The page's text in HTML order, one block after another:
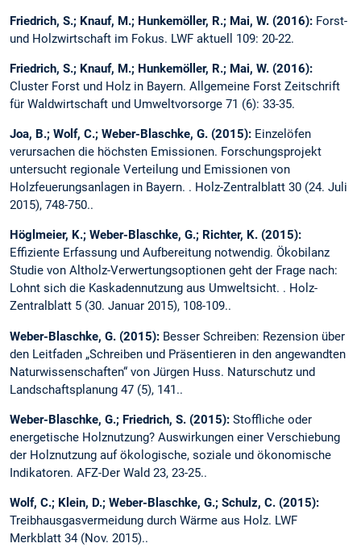
Friedrich, S.; Knauf, M.; Hunkemöller, R.; Mai, W. (2016): Forst-
und Holzwirtschaft im Fokus. LWF aktuell 109: 20-22.
Friedrich, S.; Knauf, M.; Hunkemöller, R.; Mai, W. (2016):
Cluster Forst und Holz in Bayern. Allgemeine Forst Zeitschrift
für Waldwirtschaft und Umweltvorsorge 71 (6): 33-35.
Joa, B.; Wolf, C.; Weber-Blaschke, G. (2015): Einzelöfen
verursachen die höchsten Emissionen. Forschungsprojekt
untersucht regionale Verteilung und Emissionen von
Holzfeuerungsanlagen in Bayern. . Holz-Zentralblatt 30 (24. Juli
2015), 748-750..
Höglmeier, K.; Weber-Blaschke, G.; Richter, K. (2015):
Effiziente Erfassung und Aufbereitung notwendig. Ökobilanz
Studie von Altholz-Verwertungsoptionen geht der Frage nach:
Lohnt sich die Kaskadennutzung aus Umweltsicht. . Holz-
Zentralblatt 5 (30. Januar 2015), 108-109..
Weber-Blaschke, G. (2015): Besser Schreiben: Rezension über
den Leitfaden „Schreiben und Präsentieren in den angewandten
Naturwissenschaften“ von Jürgen Huss. Naturschutz und
Landschaftsplanung 47 (5), 141..
Weber-Blaschke, G.; Friedrich, S. (2015): Stoffliche oder
energetische Holznutzung? Auswirkungen einer Verschiebung
der Holznutzung auf ökologische, soziale und ökonomische
Indikatoren. AFZ-Der Wald 23, 23-25..
Wolf, C.; Klein, D.; Weber-Blaschke, G.; Schulz, C. (2015):
Treibhausgasvermeidung durch Wärme aus Holz. LWF
Merkblatt 34 (Nov. 2015)..